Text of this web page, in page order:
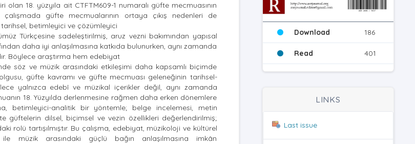
olan 18. yüzyıla ait CTFTM609-1 numaralı güfte mecmuasının
güfte mecmualarının ortaya çıkış nedenleri de
betimleyici ve çözümleyici
Türkçesine sadeleştirilmiş, aruz vezni bakımından yapısal
daha iyi anlaşılmasına katkıda bulunurken, aynı zamanda
Böylece araştırma hem edebiyat
söz ve müzik arasındaki etkileşimi daha kapsamlı biçimde
güfte kavramı ve güfte mecmuası geleneğinin tarihsel-
yalnızca edebî ve müzikal içerikler değil, aynı zamanda
18. Yüzyılda derlenmesine rağmen daha erken dönemlere
betimleyici-analitik bir yöntemle; belge incelemesi, metin
dilsel, biçimsel ve vezin özellikleri değerlendirilmiş;
rolü tartışılmıştır. Bu çalışma, edebiyat, müzikoloji ve kültürel
müzik arasındaki güçlü bağın anlaşılmasına imkân
Download 186
Read 401
LINKS
Last issue